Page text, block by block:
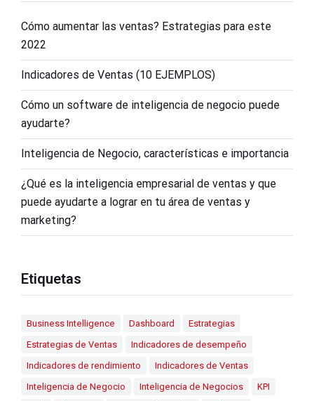
Medio
Ventas Diarias
Ratios de Conversión
Cómo aumentar las ventas? Estrategias para este
2022
Indicadores de Ventas (10 EJEMPLOS)
Cómo un software de inteligencia de negocio puede
ayudarte?
Inteligencia de Negocio, características e importancia
¿Qué es la inteligencia empresarial de ventas y que
puede ayudarte a lograr en tu área de ventas y
marketing?
Etiquetas
Business Intelligence Dashboard
Estrategias
Estrategias de Ventas
Indicadores de desempeño
Indicadores de rendimiento
Indicadores de Ventas
Inteligencia de Negocio
Inteligencia de Negocios
KPI